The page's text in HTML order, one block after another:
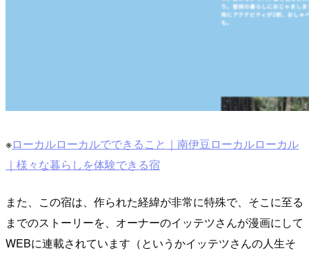
※ローカルローカルでできること｜南伊豆ローカルローカル
｜様々な暮らしを体験できる宿
また、この宿は、作られた経緯が非常に特殊で、そこに至る
までのストーリーを、オーナーのイッテツさんが漫画にして
WEBに連載されています（というかイッテツさんの人生そ